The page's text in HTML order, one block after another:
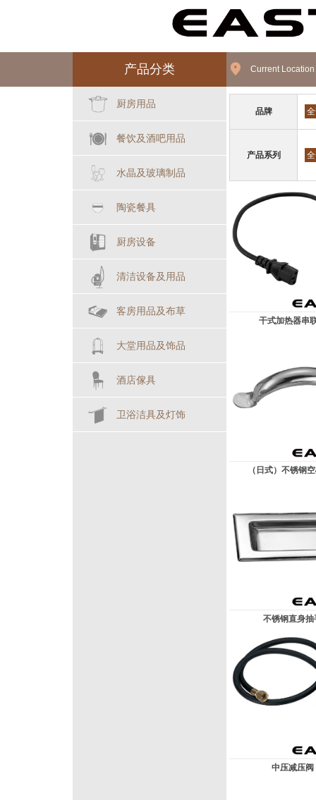
产品分类
厨房用品
餐饮及酒吧用品
水晶及玻璃制品
陶瓷餐具
厨房设备
清洁设备及用品
客房用品及布草
大堂用品及饰品
酒店傢具
卫浴洁具及灯饰
Current Location
品牌
产品系列
干式加热器串
（日式）不锈钢
不锈钢直身抽
中压减压阀